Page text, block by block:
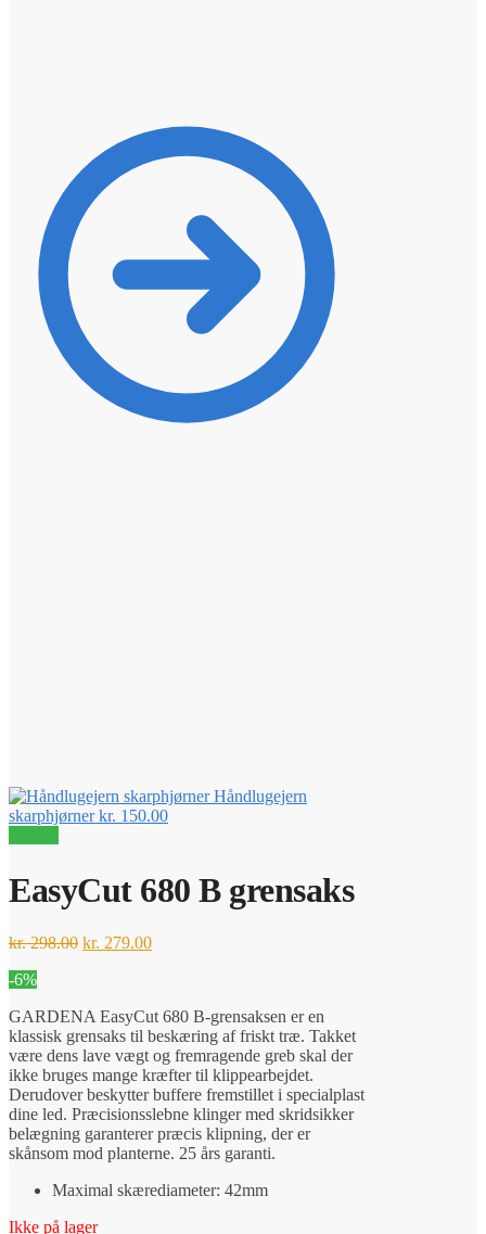
Håndlugejern
skarphjørner kr. 150.00
EasyCut 680 B grensaks
kr.298.00 Den
kr. 298.00.
kr. 279.00Den
kr. 279.00.
-6%
GARDENA EasyCut 680 B-grensaksen er en
klassisk grensaks til beskæring af friskt træ. Takket
være dens lave vægt og fremragende greb skal der
ikke bruges mange kræfter til klippearbejdet.
Derudover beskytter buffere fremstillet i specialplast
dine led. Præcisionsslebne klinger med skridsikker
belægning garanterer præcis klipning, der er
skånsom mod planterne. 25 års garanti.
Maximal skærediameter: 42mm
Ikke på lager